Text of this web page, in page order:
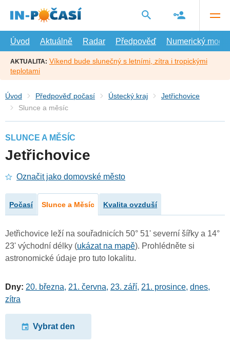
hlavní
Úvod
Aktuálně Radar Předpověď Numerický model
AKTUALITA: Víkend bude slunečný s letními, zítra i tropickými
teplotami
Úvod Předpověď počasí Ústecký kraj
Jetřichovice
Slunce a měsíc
SLUNCE A MĚSÍC
Jetřichovice
Označit jako domovské město
Počasí Slunce a Měsíc Kvalita ovzduší
Jetřichovice leží na souřadnicích 50° 51' severní šířky a 14°
23' východní délky (ukázat na mapě). Prohlédněte si
astronomické údaje pro tuto lokalitu.
Dny: 20. března, 21. června, 23. září, 21. prosince, dnes,
zítra
Vybrat den